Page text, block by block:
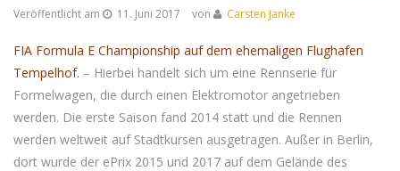
Veröffentlicht am 11. Juni 2017 von Carsten Janke
FIA Formula E Championship auf dem ehemaligen Flughafen
Tempelhof. – Hierbei handelt sich um eine Rennserie für
Formelwagen, die durch einen Elektromotor angetrieben
werden. Die erste Saison fand 2014 statt und die Rennen
werden weltweit auf Stadtkursen ausgetragen. Außer in Berlin,
dort wurde der ePrix 2015 und 2017 auf dem Gelände des